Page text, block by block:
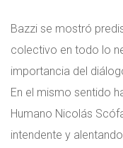
Bazzi se mostró
colectivo en todo lo
importancia del
En el mismo sentido
Humano Nicolás
intendente y